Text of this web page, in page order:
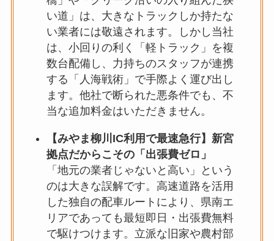
い道」は、大きなトラックしか持たな
い業者には敬遠されます。しかし当社
は、小回りの利く「軽トラック」を複
数台配備し、力持ちのスタッフが連携
する「人海戦術」で手際よく運び出し
ます。他社で断られた悪条件でも、不
当な追加料金はいただきません。
【みやま柳川IC利用で最速急行】新宮
拠点だからこその「出張費ゼロ」
「地元の業者じゃないと高い」という
のは大きな誤解です。高速道路を活用
した独自の配車ルートにより、県南エ
リアであっても最短即日・出張費無料
で駆けつけます。立派な旧家や農村部